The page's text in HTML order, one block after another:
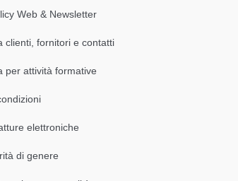
Web & Newsletter
clienti, fornitori e contatti
per attività formative
elettroniche
di genere